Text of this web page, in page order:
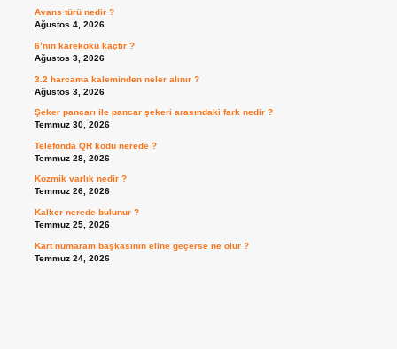
Avans türü nedir ?
Ağustos 4, 2026
6’nın karekökü kaçtır ?
Ağustos 3, 2026
3.2 harcama kaleminden neler alınır ?
Ağustos 3, 2026
Şeker pancarı ile pancar şekeri arasındaki fark nedir ?
Temmuz 30, 2026
Telefonda QR kodu nerede ?
Temmuz 28, 2026
Kozmik varlık nedir ?
Temmuz 26, 2026
Kalker nerede bulunur ?
Temmuz 25, 2026
Kart numaram başkasının eline geçerse ne olur ?
Temmuz 24, 2026